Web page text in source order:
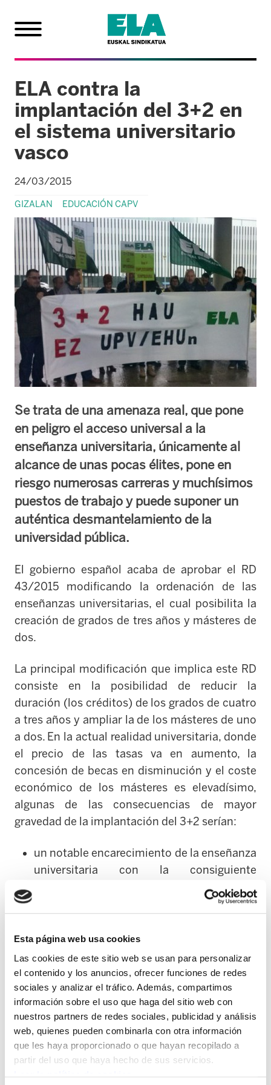
Esta página web usa cookies
Las cookies de este sitio web se usan para personalizar
el contenido y los anuncios, ofrecer funciones de redes
sociales y analizar el tráfico. Además, compartimos
información sobre el uso que haga del sitio web con
nuestros partners de redes sociales, publicidad y análisis
web, quienes pueden combinarla con otra información
que les haya proporcionado o que hayan recopilado a
partir del uso que haya hecho de sus servicios.
ELA contra la
implantación del 3+2 en
el sistema universitario
vasco
24/03/2015
GIZALAN EDUCACIÓN CAPV
Se trata de una amenaza real, que pone
en peligro el acceso universal a la
enseñanza universitaria, únicamente al
alcance de unas pocas élites, pone en
riesgo numerosas carreras y muchísimos
puestos de trabajo y puede suponer un
auténtica desmantelamiento de la
universidad pública.
El gobierno español acaba de aprobar el RD
43/2015 modificando la ordenación de las
enseñanzas universitarias, el cual posibilita la
creación de grados de tres años y másteres de
dos.
La principal modificación que implica este RD
consiste en la posibilidad de reducir la
duración (los créditos) de los grados de cuatro
a tres años y ampliar la de los másteres de uno
a dos. En la actual realidad universitaria, donde
el precio de las tasas va en aumento, la
concesión de becas en disminución y el coste
económico de los másteres es elevadísimo,
algunas de las consecuencias de mayor
gravedad de la implantación del 3+2 serían:
un notable encarecimiento de la enseñanza
universitaria con la consiguiente
restricción del derecho a la enseñanza (se
restringiría el acceso a las familias con
accesible únicamente a las más
pudientes);
La desaparición de carreras universitarias;
Así como la disminución del alumnado con
menor poder adquisitivo y la consiguiente
destrucción de empleo y de plazas
docentes y de investigación.